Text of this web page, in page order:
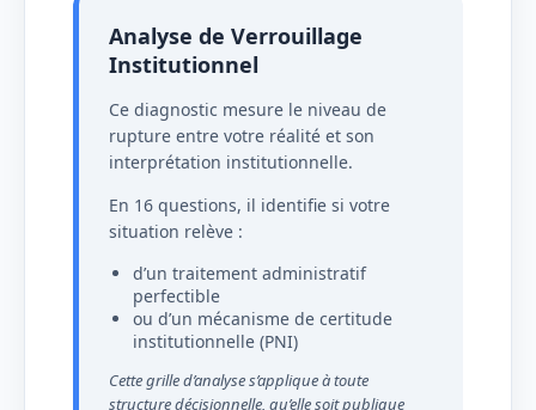
Analyse de Verrouillage
Institutionnel
Ce diagnostic mesure le niveau de
rupture entre votre réalité et son
interprétation institutionnelle.
En 16 questions, il identifie si votre
situation relève :
d’un traitement administratif
perfectible
ou d’un mécanisme de certitude
institutionnelle (PNI)
Cette grille d’analyse s’applique à toute
structure décisionnelle, qu’elle soit publique